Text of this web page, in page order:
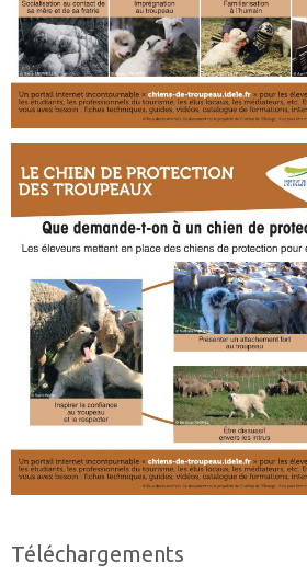
Téléchargements